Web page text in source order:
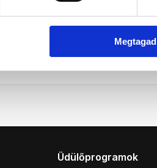
Megtagad
Üdülőprogramok